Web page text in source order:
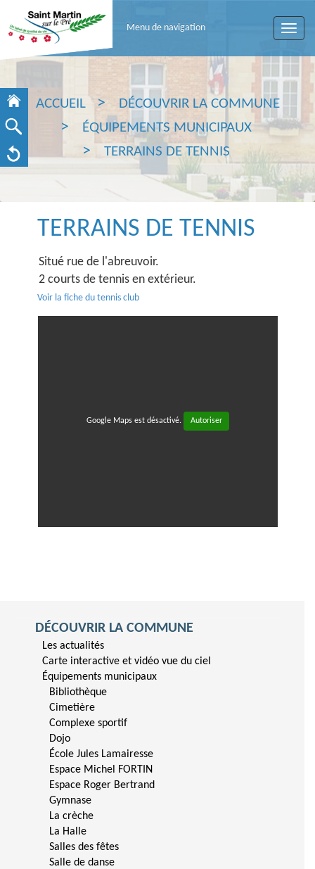
Toggle
Menu de navigation
ACCUEIL
DÉCOUVRIR LA COMMUNE
ÉQUIPEMENTS MUNICIPAUX
TERRAINS DE TENNIS
TERRAINS DE TENNIS
Situé rue de l'abreuvoir.
2 courts de tennis en extérieur.
Voir la fiche du tennis club
Google Maps est désactivé. Autoriser
DÉCOUVRIR LA COMMUNE
Les actualités
Carte interactive et vidéo vue du ciel
Équipements municipaux
Bibliothèque
Cimetière
Complexe sportif
Dojo
École Jules Lamairesse
Espace Michel FORTIN
Espace Roger Bertrand
Gymnase
La crèche
La Halle
Salles des fêtes
Salle de danse